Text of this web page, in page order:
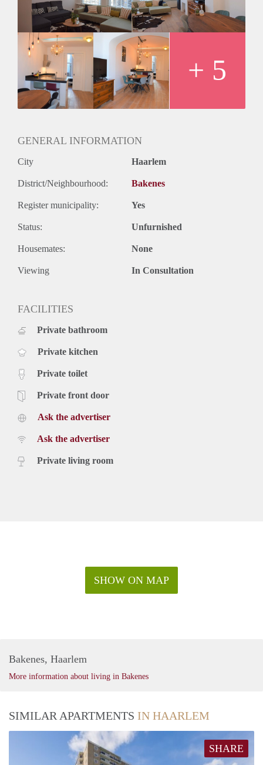
geeft toegang tot de berging kast met wasmachine en droger.
Een apart toilet. De badkamer is voorzien van een prachtig
losstaand bad, inloop douche en wastafel.
Diversen:
Woonoppervlakte ca. 70 m2
1 slaapkamer appartement mét dakterras
Recent gerenoveerd, moderne en smaakvol ingerichte
gemeubileerde woning
Fantastisch uitzicht over de Grote Markt en de kerk
Verhuurder heeft het recht van gunning
+ 5
GENERAL INFORMATION
City Haarlem
District/Neighbourhood: Bakenes
Register municipality: Yes
Status: Unfurnished
Housemates: None
Viewing In Consultation
FACILITIES
Private bathroom
Private kitchen
Private toilet
Private front door
Ask the advertiser
Ask the advertiser
Private living room
SHOW ON MAP
Bakenes, Haarlem
More information about living in Bakenes
SIMILAR APARTMENTS IN HAARLEM
SHARE